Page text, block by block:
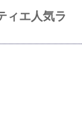
ィエ人気ラ